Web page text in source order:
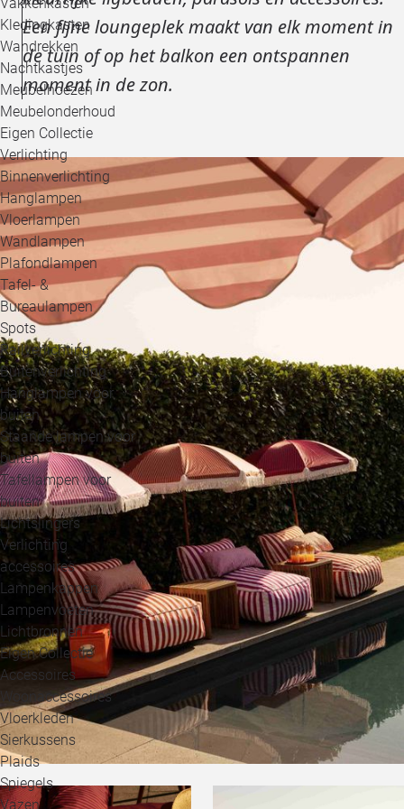
Kledingkasten
Wandrekken
Nachtkastjes
Meubelhoezen
Meubelonderhoud
Eigen Collectie
Verlichting
Binnenverlichting
Hanglampen
Vloerlampen
Wandlampen
Plafondlampen
Tafel- &
Bureaulampen
Spots
Railverlichting
Buitenverlichting
Hanglampen voor
buiten
Staande lampen voor
buiten
Tafellampen voor
buiten
Lichtslingers
Verlichting
accessoires
Lampenkappen
Lampenvoeten
Lichtbronnen
Eigen Collectie
Accessoires
Woonaccessoires
Vloerkleden
Sierkussens
Plaids
Spiegels
Vazen
Een fijne loungeplek maakt van elk moment in
de tuin of op het balkon een ontspannen
moment in de zon.